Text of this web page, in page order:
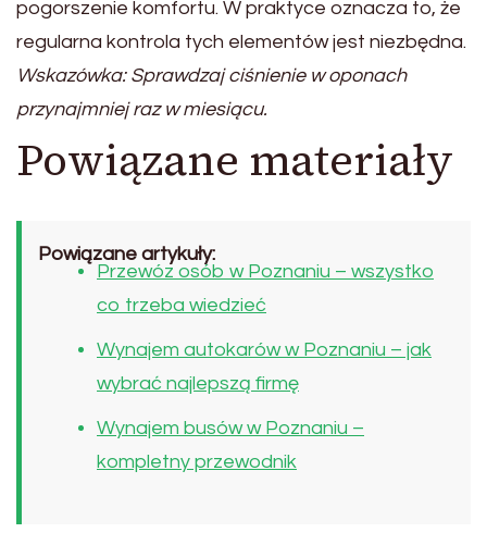
pogorszenie komfortu. W praktyce oznacza to, że
regularna kontrola tych elementów jest niezbędna.
Wskazówka: Sprawdzaj ciśnienie w oponach
przynajmniej raz w miesiącu.
Powiązane materiały
Powiązane artykuły:
Przewóz osób w Poznaniu – wszystko
co trzeba wiedzieć
Wynajem autokarów w Poznaniu – jak
wybrać najlepszą firmę
Wynajem busów w Poznaniu –
kompletny przewodnik